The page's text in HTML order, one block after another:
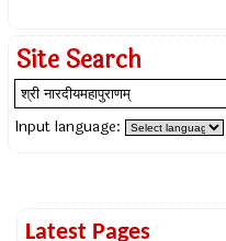
Site Search
Input language:
Latest Pages